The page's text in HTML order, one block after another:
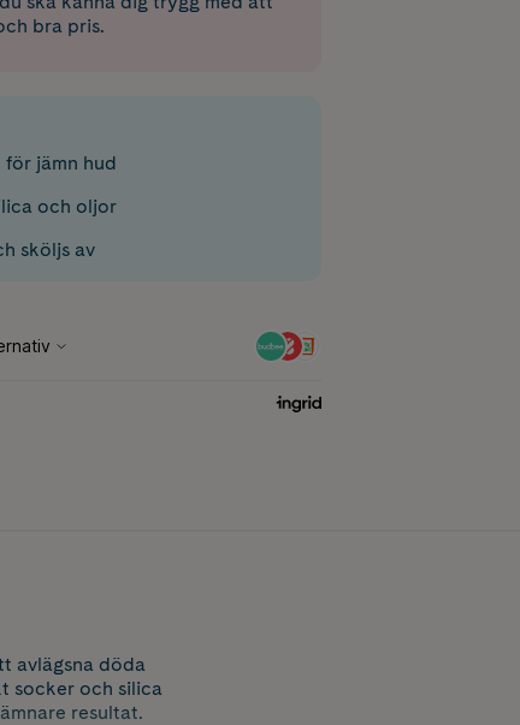
bra pris.
jämn hud
och oljor
sköljs av
avlägsna döda
socker och silica
resultat.